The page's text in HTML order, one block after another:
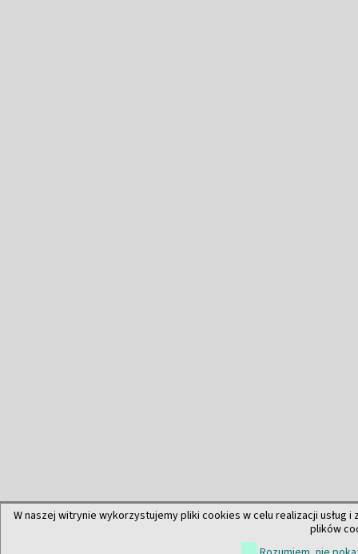
W naszej witrynie wykorzystujemy pliki cookies w celu realizacji usług i
plików